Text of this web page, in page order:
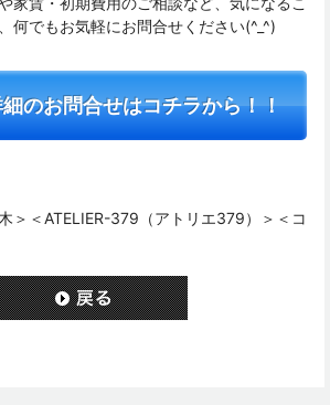
何でもお気軽にお問合せください(^_^)
のお問合せはコチラから！！
＞＜ATELIER-379（アトリエ379）＞＜コ